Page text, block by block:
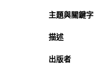
主題與關鍵字
描述
出版者